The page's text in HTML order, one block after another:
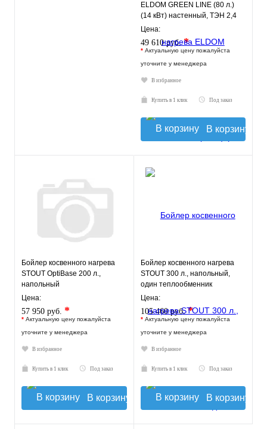
ELDOM GREEN LINE (80 л.)
(14 кВт) настенный, ТЭН 2,4
кВт., правое подключе
Цена:
49 610 руб.*
* Актуальную цену пожалуйста
уточните у менеджера
В избранное
Купить в 1 клик Под заказ
В корзину
Бойлер косвенного нагрева
STOUT OptiBase 200 л.,
напольный
Цена:
57 950 руб. *
* Актуальную цену пожалуйста
уточните у менеджера
В избранное
Купить в 1 клик Под заказ
В корзину
Бойлер косвенного нагрева
STOUT 300 л., напольный,
один теплообменник
Цена:
105 460 руб.*
* Актуальную цену пожалуйста
уточните у менеджера
В избранное
Купить в 1 клик Под заказ
В корзину